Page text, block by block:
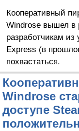
Кооперативный
Windrose вышел в
разработчикам из
Express (в
похвастаться.
Windrose
доступе